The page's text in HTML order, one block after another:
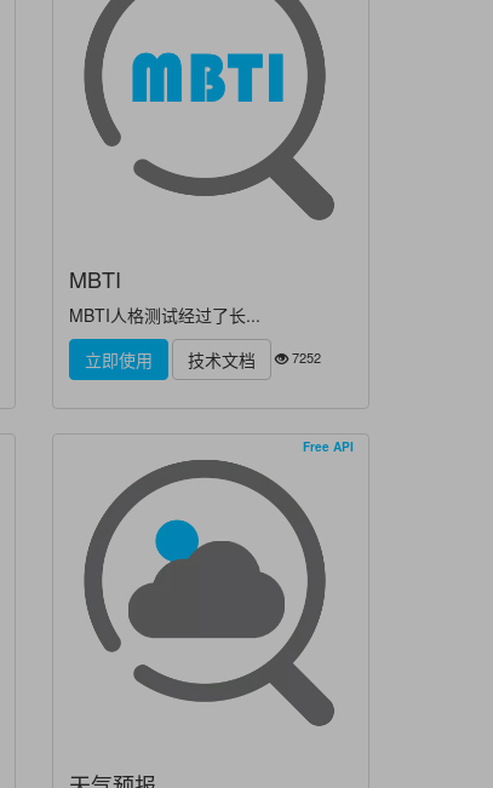
MBTI
MBTI人格测试经过了长...
立即使用
技术文档 7252
Free API